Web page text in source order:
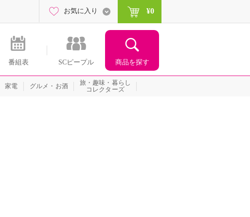
番組表 SCピープル 商品を探す
お気に入り ¥0
家電 グルメ・お酒
旅・趣味・暮らし
コレクターズ